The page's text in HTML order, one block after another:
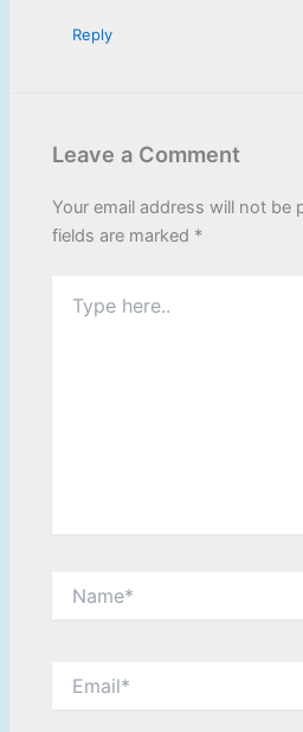
Reply
Leave a Comment
Your email address will not be
fields are marked *
here..